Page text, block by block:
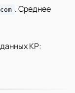
. Среднее
КР: